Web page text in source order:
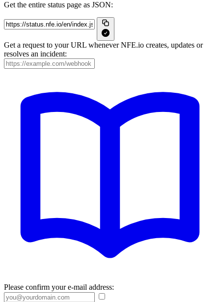
Get the entire status page as JSON:
Get a request to your URL whenever NFE.io creates, updates or
resolves an incident:
Please confirm your e-mail address: